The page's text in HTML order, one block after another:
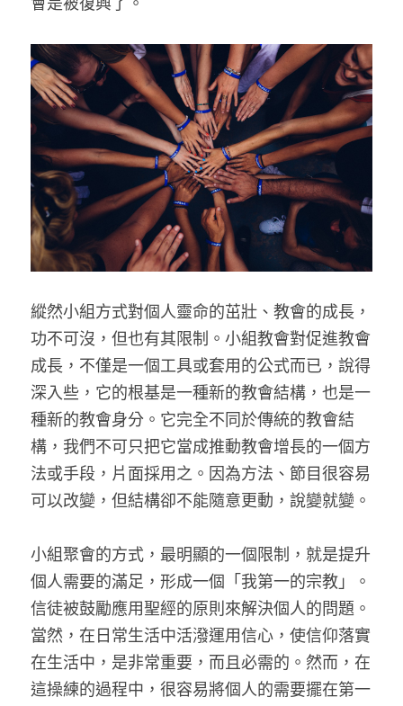
縱然小組方式對個人靈命的茁壯、教會的成長，
功不可沒，但也有其限制。小組教會對促進教會
成長，不僅是一個工具或套用的公式而已，說得
深入些，它的根基是一種新的教會結構，也是一
種新的教會身分。它完全不同於傳統的教會結
構，我們不可只把它當成推動教會增長的一個方
法或手段，片面採用之。因為方法、節目很容易
可以改變，但結構卻不能隨意更動，說變就變。
小組聚會的方式，最明顯的一個限制，就是提升
個人需要的滿足，形成一個「我第一的宗教」。
信徒被鼓勵應用聖經的原則來解決個人的問題。
當然，在日常生活中活潑運用信心，使信仰落實
在生活中，是非常重要，而且必需的。然而，在
這操練的過程中，很容易將個人的需要擺在第一